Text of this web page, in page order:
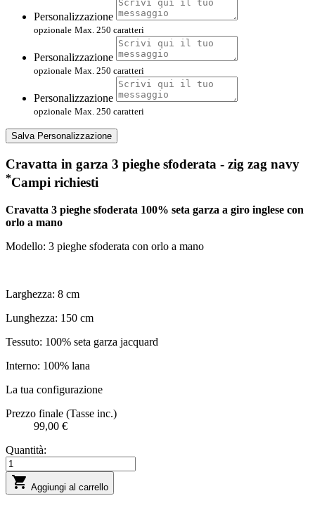
Personalizzazione
opzionale Max. 250 caratteri
Personalizzazione
opzionale Max. 250 caratteri
Personalizzazione
opzionale Max. 250 caratteri
Salva Personalizzazione
Cravatta in garza 3 pieghe sfoderata - zig zag navy
*Campi richiesti
Cravatta 3 pieghe sfoderata 100% seta garza a giro inglese con
orlo a mano
Modello: 3 pieghe sfoderata con orlo a mano
Larghezza: 8 cm
Lunghezza: 150 cm
Tessuto: 100% seta garza jacquard
Interno: 100% lana
La tua configurazione
Prezzo finale (Tasse inc.)
99,00 €
Quantità:
 Aggiungi al carrello